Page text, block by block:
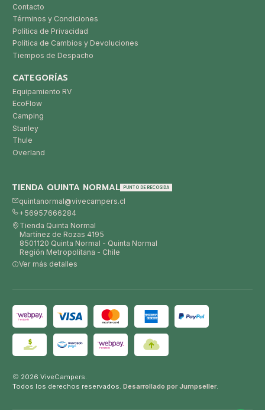
Contacto
Términos y Condiciones
Política de Privacidad
Política de Cambios y Devoluciones
Tiempos de Despacho
CATEGORÍAS
Equipamiento RV
EcoFlow
Camping
Stanley
Thule
Overland
TIENDA QUINTA NORMAL PUNTO DE RECOGIDA
quintanormal@vivecampers.cl
+56957666284
Tienda Quinta Normal
Martínez de Rozas 4195
8501120 Quinta Normal - Quinta Normal
Región Metropolitana - Chile
Ver más detalles
2026 ViveCampers.
Todos los derechos reservados. Desarrollado por Jumpseller.